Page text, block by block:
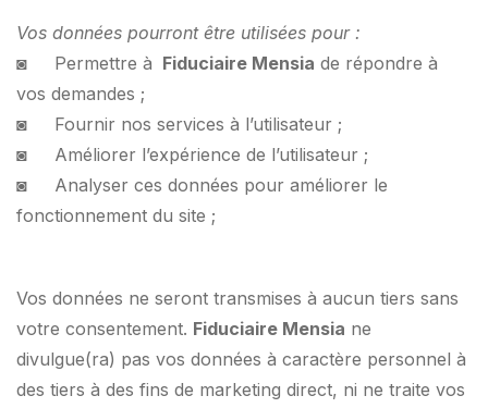
Vos données pourront être utilisées pour :
◙ Permettre à Fiduciaire Mensia de répondre à
vos demandes ;
◙ Fournir nos services à l’utilisateur ;
◙ Améliorer l’expérience de l’utilisateur ;
◙ Analyser ces données pour améliorer le
fonctionnement du site ;
Vos données ne seront transmises à aucun tiers sans
votre consentement. Fiduciaire Mensia ne
divulgue(ra) pas vos données à caractère personnel à
des tiers à des fins de marketing direct, ni ne traite vos